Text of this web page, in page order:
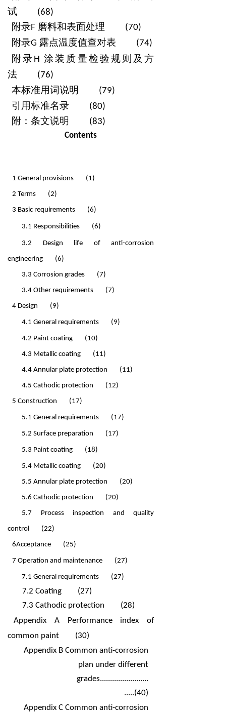
试
(68)
附录F 磨料和表面处理 (70)
附录G 露点温度值查对表 (74)
附录 H 涂装质量检验规则及方
法
(76)
本标准用词说明 (79)
引用标准名录 (80)
附：条文说明 (83)
Contents
1 General provisions (1)
2 Terms (2)
3 Basic requirements (6)
3.1 Responsibilities (6)
3.2 Design life of anti-corrosion
engineering (6)
3.3 Corrosion grades (7)
3.4 Other requirements (7)
4 Design (9)
4.1 General requirements (9)
4.2 Paint coating (10)
4.3 Metallic coating (11)
4.4 Annular plate protection (11)
4.5 Cathodic protection (12)
5 Construction (17)
5.1 General requirements (17)
5.2 Surface preparation (17)
5.3 Paint coating (18)
5.4 Metallic coating (20)
5.5 Annular plate protection (20)
5.6 Cathodic protection (20)
5.7 Process inspection and quality
control (22)
6Acceptance (25)
7 Operation and maintenance (27)
7.1 General requirements (27)
7.2 Coating
(27)
7.3 Cathodic protection
(28)
Appendix A Performance index of
common paint
(30)
Appendix B Common anti-corrosion
plan underdifferent
grades........................
.....(40)
Appendix C Common anti-corrosion